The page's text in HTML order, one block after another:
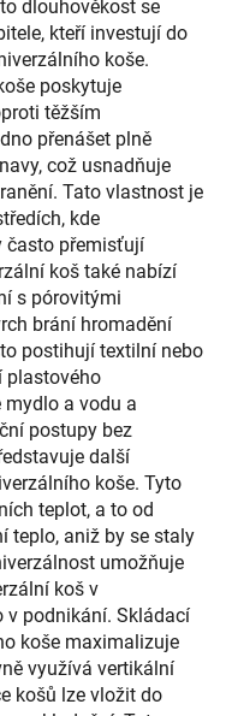
dlouhověkost se
kteří investují do
koše.
poskytuje
těžším
přenášet plně
což usnadňuje
Tato vlastnost je
kde
často přemisťují
koš také nabízí
s pórovitými
brání hromadění
postihují textilní nebo
plastového
mydlo a vodu a
postupy bez
další
koše. Tyto
teplot, a to od
teplo, aniž by se staly
umožňuje
koš v
v podnikání. Skládací
koše maximalizuje
využívá vertikální
košů lze vložit do